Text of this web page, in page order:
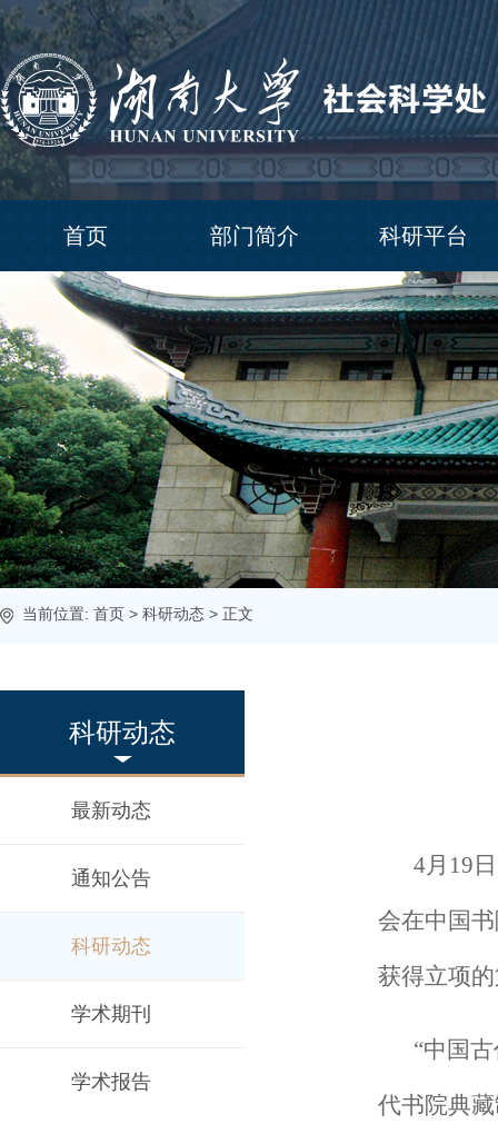
首页 部门简介 科研平台
当前位置: 首页 > 科研动态 > 正文
科研动态
最新动态
通知公告
科研动态
学术期刊
学术报告
4月19
会在中国
获得立项
“中国
代书院典